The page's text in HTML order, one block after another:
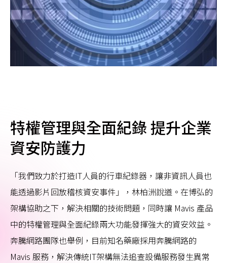
特權管理與全面紀錄 提升企業
資安防護力
「我們致力於打造IT人員的行車紀錄器，讓非資訊人員也
能透過影片回放稽核資安事件」，林柏洲說道。在博弘的
架構協助之下，解決相關的技術問題，同時讓 Mavis 產品
中的特權管理與全面紀錄兩大功能發揮強大的資安效益。
奔騰網路團隊也舉例，目前知名藥廠採用奔騰網路的
Mavis 服務，解決傳統IT架構無法追查設備服務發生異常